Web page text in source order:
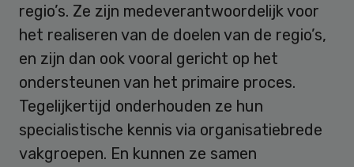
regio’s. Ze zijn medeverantwoordelijk voor
het realiseren van de doelen van de regio’s,
en zijn dan ook vooral gericht op het
ondersteunen van het primaire proces.
Tegelijkertijd onderhouden ze hun
specialistische kennis via organisatiebrede
vakgroepen. En kunnen ze samen